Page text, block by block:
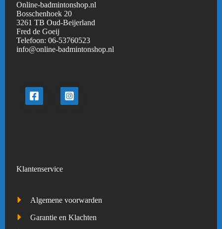
Online-badmintonshop.nl
Bosschenhoek 20
3261 TB Oud-Beijerland
Fred de Goeij
Telefoon:06-53760523
info@online-badmintonshop.nl
Klantenservice
Algemene voorwarden
Garantie en Klachten